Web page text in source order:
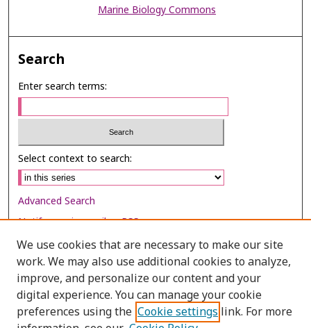
Marine Biology Commons
Search
Enter search terms:
Select context to search:
Advanced Search
Notify me via email orRSS
Browse
Collections
Disciplines
Authors
We use cookies that are necessary to make our site
work. We may also use additional cookies to analyze,
improve, and personalize our content and your
digital experience. You can manage your cookie
preferences using the Cookie settings link. For more